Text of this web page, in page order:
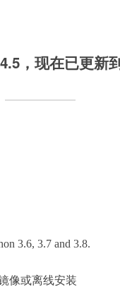
，现在已更新
3.6, 3.7 and 3.8.
像或离线安装